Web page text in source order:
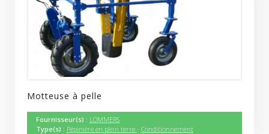
Motteuse à pelle
Fournisseur(s) : LOMMERS
Type(s) : Pépinière en plein terre - Conditionnement